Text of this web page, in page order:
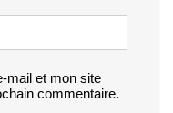
mail et mon site
commentaire.